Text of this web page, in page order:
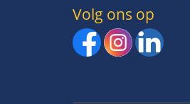
Volg ons op